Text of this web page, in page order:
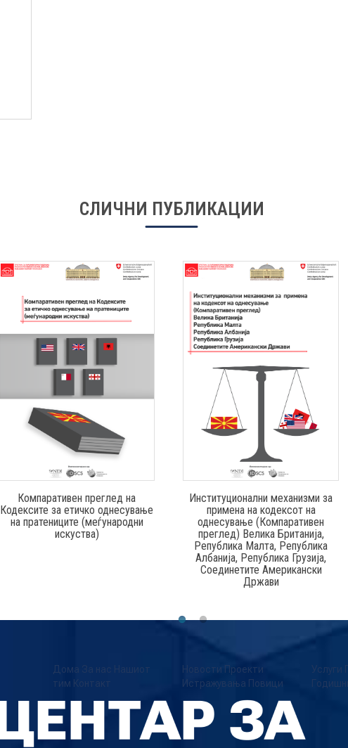
СЛИЧНИ ПУБЛИКАЦИИ
Компаративен преглед на
Кодексите за етичко однесување
на пратениците (меѓународни
искуства)
Институционални механизми за
примена на кодексот на
однесување (Компаративен
преглед) Велика Британија,
Република Малта, Република
Албанија, Република Грузија,
Соединетите Американски
Држави
Дома За нас
Нашиот
тим Контакт
Новости Проекти
Истражувања Повици
Услуги